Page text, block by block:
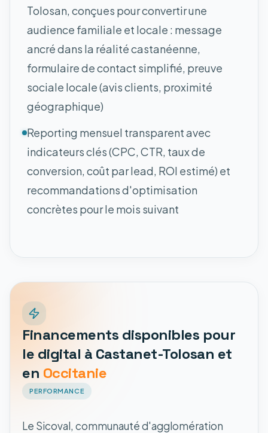
Tolosan, conçues pour convertir une
audience familiale et locale : message
ancré dans la réalité castanéenne,
formulaire de contact simplifié, preuve
sociale locale (avis clients, proximité
géographique)
Reporting mensuel transparent avec
indicateurs clés (CPC, CTR, taux de
conversion, coût par lead, ROI estimé) et
recommandations d'optimisation
concrètes pour le mois suivant
Financements disponibles pour
le digital à Castanet-Tolosan et
en Occitanie
PERFORMANCE
Le Sicoval, communauté d'agglomération